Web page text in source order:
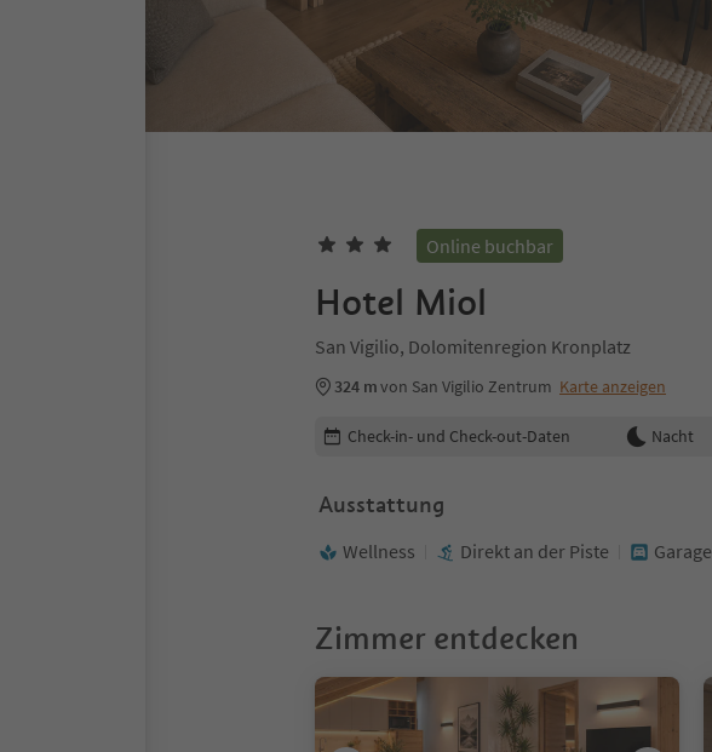
Online buchbar
Hotel Miol
San Vigilio, Dolomitenregion Kronplatz
324 mvon San Vigilio Zentrum Karte anzeigen
Buchungsdetails bearbeiten
Check-in- und Check-out-Daten Nacht
Ausstattung
Wellness Direkt an der Piste Garage
Zimmer entdecken